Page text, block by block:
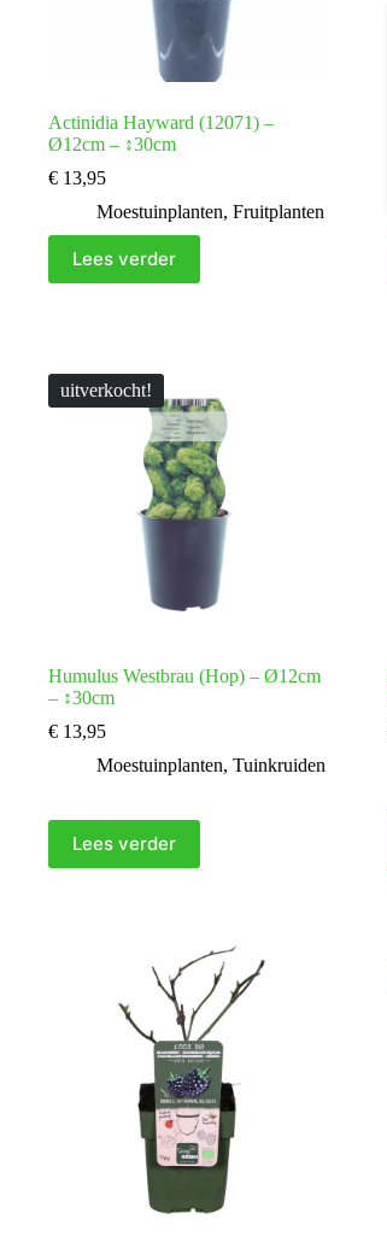
Actinidia Hayward (12071) –
Ø12cm – ↕30cm
€ 13,95
Moestuinplanten, Fruitplanten
Lees verder
uitverkocht!
Humulus Westbrau (Hop) – Ø12cm
– ↕30cm
€ 13,95
Moestuinplanten, Tuinkruiden
Lees verder